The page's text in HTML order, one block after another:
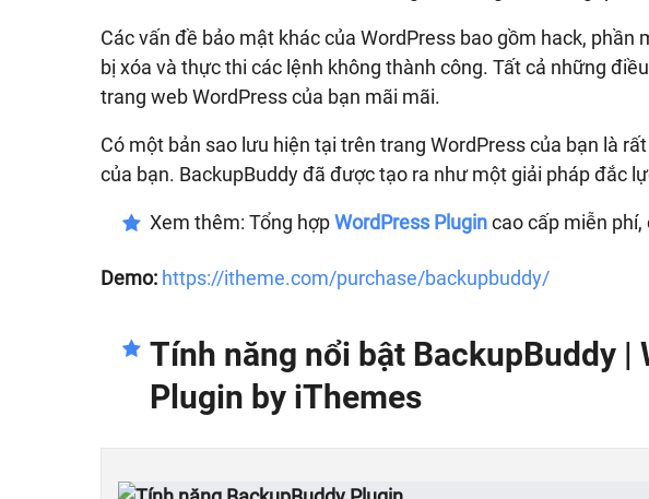
Các vấn đề bảo mật khác của WordPress bao gồm hack, phần
bị xóa và thực thi các lệnh không thành công. Tất cả những
trang web WordPress của bạn mãi mãi.
Có một bản sao lưu hiện tại trên trang WordPress của bạn là
của bạn. BackupBuddy đã được tạo ra như một giải pháp đắc
Xem thêm: Tổng hợpWordPress Plugincao cấp miễn
Demo: https://itheme.com/purchase/backupbuddy/
Tính năng nổi bật BackupBuddy |
Plugin by iThemes